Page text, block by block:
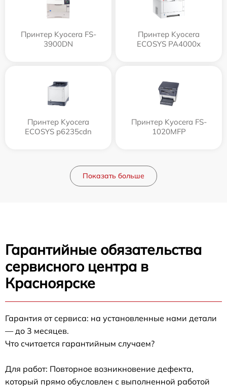
Принтер Kyocera FS-
3900DN
Принтер Kyocera
ECOSYS PA4000x
Принтер Kyocera
ECOSYS p6235cdn
Принтер Kyocera FS-
1020MFP
Показать больше
Гарантийные обязательства
сервисного центра в
Красноярске
Гарантия от сервиса: на установленные нами детали
— до 3 месяцев.
Что считается гарантийным случаем?
Для работ: Повторное возникновение дефекта,
который прямо обусловлен с выполненной работой